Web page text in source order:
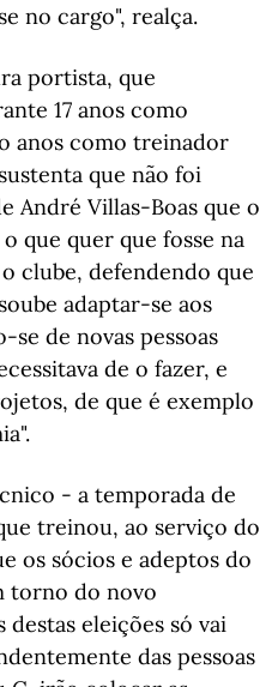
no cargo", realça.
portista, que
17 anos como
anos como treinador
que não foi
André Villas-Boas que o
que quer que fosse na
clube, defendendo que
adaptar-se aos
de novas pessoas
de o fazer, e
de que é exemplo
- a temporada de
treinou, ao serviço do
os sócios e adeptos do
torno do novo
eleições só vai
das pessoas